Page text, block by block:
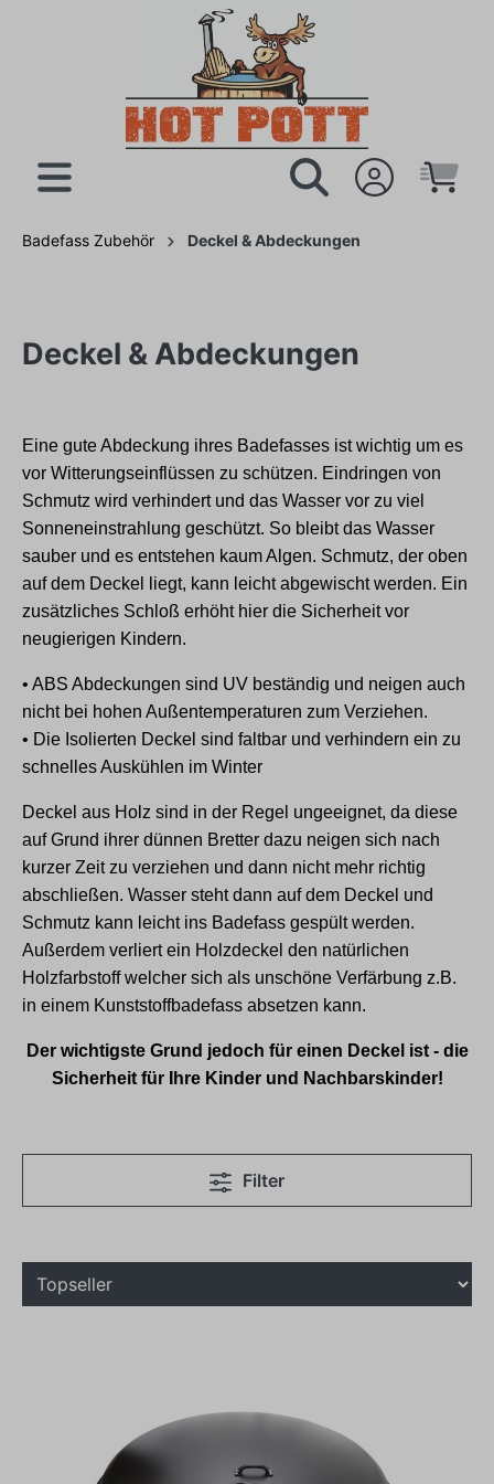
Badefass Zubehör Deckel & Abdeckungen
Deckel & Abdeckungen
Eine gute Abdeckung ihres Badefasses ist wichtig um es
vor Witterungseinflüssen zu schützen. Eindringen von
Schmutz wird verhindert und das Wasser vor zu viel
Sonneneinstrahlung geschützt. So bleibt das Wasser
sauber und es entstehen kaum Algen. Schmutz, der oben
auf dem Deckel liegt, kann leicht abgewischt werden. Ein
zusätzliches Schloß erhöht hier die Sicherheit vor
neugierigen Kindern.
• ABS Abdeckungen sind UV beständig und neigen auch
nicht bei hohen Außentemperaturen zum Verziehen.
• Die Isolierten Deckel sind faltbar und verhindern ein zu
schnelles Auskühlen im Winter
Deckel aus Holz sind in der Regel ungeeignet, da diese
auf Grund ihrer dünnen Bretter dazu neigen sich nach
kurzer Zeit zu verziehen und dann nicht mehr richtig
abschließen. Wasser steht dann auf dem Deckel und
Schmutz kann leicht ins Badefass gespült werden.
Außerdem verliert ein Holzdeckel den natürlichen
Holzfarbstoff welcher sich als unschöne Verfärbung z.B.
in einem Kunststoffbadefass absetzen kann.
Der wichtigste Grund jedoch für einen Deckel ist - die
Sicherheit für Ihre Kinder und Nachbarskinder!
Filter